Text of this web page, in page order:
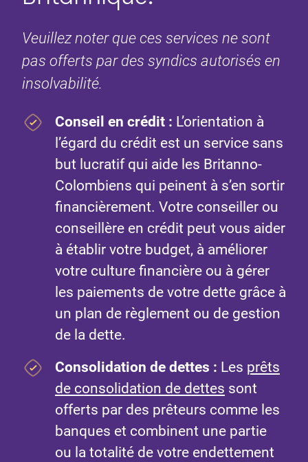
Veuillez noter que ces services ne sont
pas offerts par des syndics autorisés en
insolvabilité.
Conseil en crédit : L’orientation à
l’égard du crédit est un service sans
but lucratif qui aide les Britanno-
Colombiens qui peinent à s’en sortir
financièrement. Votre conseiller ou
conseillère en crédit peut vous aider
à établir votre budget, à améliorer
votre culture financière ou à gérer
les paiements de votre dette grâce à
un plan de règlement ou de gestion
de la dette.
Consolidation de dettes : Les prêts
de consolidation de dettes sont
offerts par des prêteurs comme les
banques et combinent une partie
ou la totalité de votre endettement